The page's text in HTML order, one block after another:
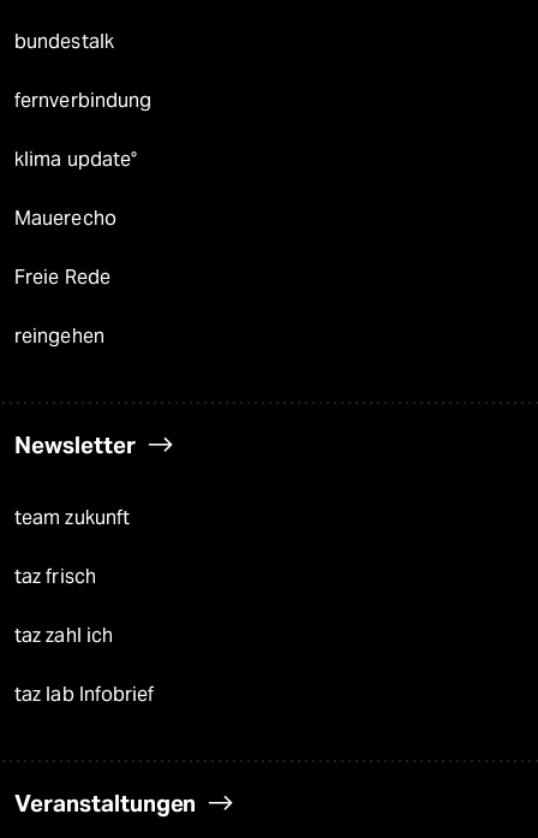
bundestalk
fernverbindung
klima update°
Mauerecho
Freie Rede
reingehen
Newsletter
team zukunft
taz frisch
taz zahl ich
taz lab Infobrief
Veranstaltungen